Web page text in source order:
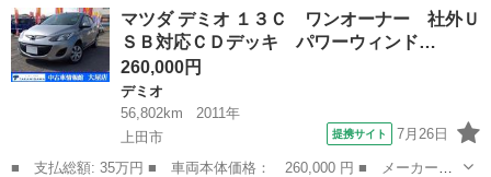
ッケージ 純正メモリナビ フルセグ バックカメラ ＣＤ／ＤＶ
Ｄ Ｂｌｕｅｔ...
長野 上田市 デミオ
マツダ デミオ １３Ｃ ワンオーナー 社外Ｕ
ＳＢ対応ＣＤデッキ パワーウィンド…
260,000円
デミオ
56,802km
2011年
上田市
提携サイト 7月26日
■ 支払総額: 35万円 ■ 車両本体価格： 260,000 円 ■ メーカー